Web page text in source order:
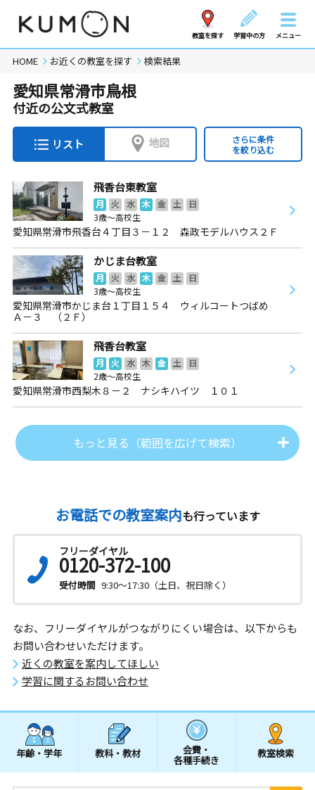
教室を探す 学習中の方 メニュー
HOME お近くの教室を探す 検索結果
愛知県常滑市鳥根
付近の公文式教室
リスト 地図
さらに条件
を絞り込む
飛香台東教室
月 火 水 木 金 土
日
3歳～高校生
愛知県常滑市飛香台４丁目３－１２ 森政モデルハウス２Ｆ
かじま台教室
月 火 水 木 金 土
日
3歳～高校生
愛知県常滑市かじま台１丁目１５４ ウィルコートつばめ
Ａ－３ （２Ｆ）
飛香台教室
月 火 水 木 金 土
日
2歳～高校生
愛知県常滑市西梨木８－２ ナシキハイツ １０１
もっと見る（範囲を広げて検索）
お電話での教室案内も行っています
フリーダイヤル
0120-372-100
受付時間 9:30～17:30（土日、祝日除く）
なお、フリーダイヤルがつながりにくい場合は、以下からも
お問い合わせいただけます。
近くの教室を案内してほしい
学習に関するお問い合わせ
年齢・学年 教科・教材 会費・
各種手続き
教室検索